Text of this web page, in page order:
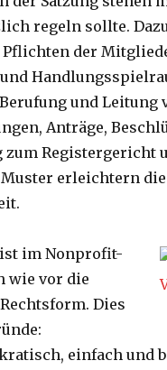
regeln sollte.
Pflichten der
und Leitung
Anträge,
zum Registergericht
erleichtern
im Nonprofit-
wie vor die
Dies
einfach und